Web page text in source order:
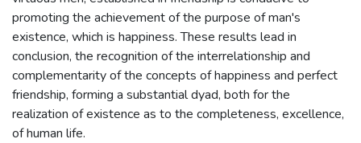
promoting the achievement of the purpose of man's
existence, which is happiness. These results lead in
conclusion, the recognition of the interrelationship and
complementarity of the concepts of happiness and perfect
friendship, forming a substantial dyad, both for the
realization of existence as to the completeness, excellence,
of human life.